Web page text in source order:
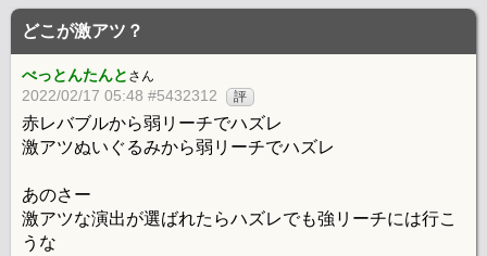
どこが激アツ？
べっとんたんと さん
2022/02/17 05:48 #5432312 評
赤レバブルから弱リーチでハズレ
激アツぬいぐるみから弱リーチでハズレ
あのさー
激アツな演出が選ばれたらハズレでも強リーチには行こ
うな